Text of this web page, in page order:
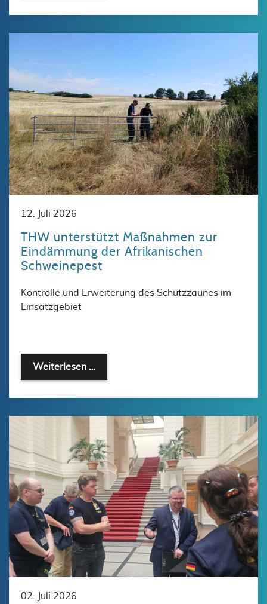
12. Juli 2026
THW unterstützt Maßnahmen zur
Eindämmung der Afrikanischen
Schweinepest
Kontrolle und Erweiterung des Schutzzaunes im
Einsatzgebiet
Weiterlesen …
02. Juli 2026